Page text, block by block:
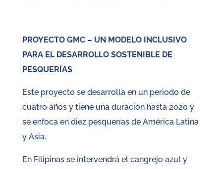
PROYECTO GMC – UN MODELO INCLUSIVO
PARA EL DESARROLLO SOSTENIBLE DE
PESQUERÍAS
Este proyecto se desarrolla en un periodo de
cuatro años y tiene una duración hasta 2020 y
se enfoca en diez pesquerías de América Latina
y Asia.
En Filipinas se intervendrá el cangrejo azul y